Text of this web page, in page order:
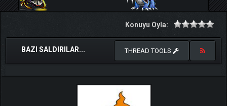
Konuyu Oyla:
BAZI SALDIRILAR... THREAD TOOLS